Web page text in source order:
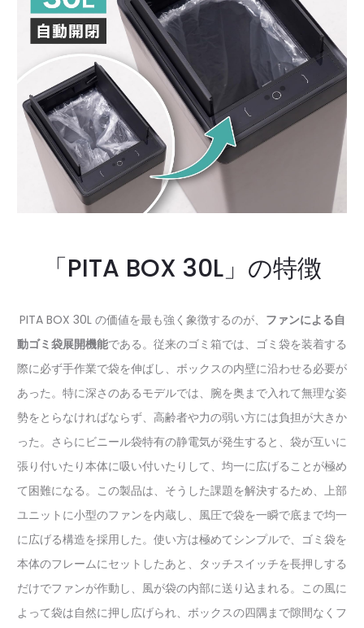
「PITA BOX 30L」の特徴
PITA BOX 30L の価値を最も強く象徴するのが、 ファンによる自
動ゴミ袋展開機能である。従来のゴミ箱では、ゴミ袋を装着する
際に必ず手作業で袋を伸ばし、ボックスの内壁に沿わせる必要が
あった。特に深さのあるモデルでは、腕を奥まで入れて無理な姿
勢をとらなければならず、高齢者や力の弱い方には負担が大きか
った。さらにビニール袋特有の静電気が発生すると、袋が互いに
張り付いたり本体に吸い付いたりして、均一に広げることが極め
て困難になる。この製品は、そうした課題を解決するため、上部
ユニットに小型のファンを内蔵し、風圧で袋を一瞬で底まで均一
に広げる構造を採用した。使い方は極めてシンプルで、ゴミ袋を
本体のフレームにセットしたあと、タッチスイッチを長押しする
だけでファンが作動し、風が袋の内部に送り込まれる。この風に
よって袋は自然に押し広げられ、ボックスの四隅まで隙間なくフ